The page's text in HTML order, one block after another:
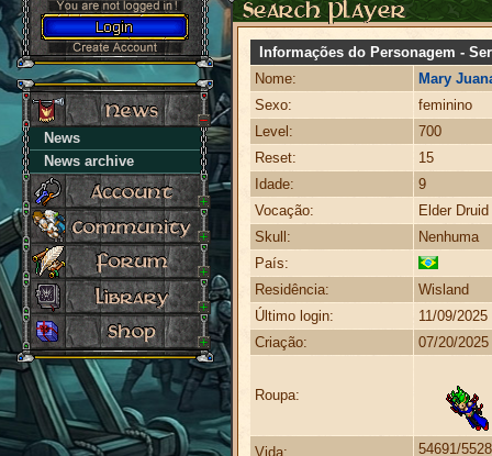
News
News archive
Informações do Personagem -
Nome:
Mary
Sexo:
feminino
Level:
700
Reset:
15
Idade:
9
Vocação:
Elder Druid
Skull:
Nenhuma
País:
Residência:
Wisland
Último login:
11/09/2025
Criação:
07/20/
Roupa:
Vida: 54691/